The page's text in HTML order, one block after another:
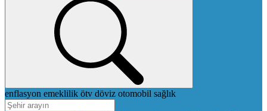
enflasyon emeklilik ötv döviz otomobil sağlık